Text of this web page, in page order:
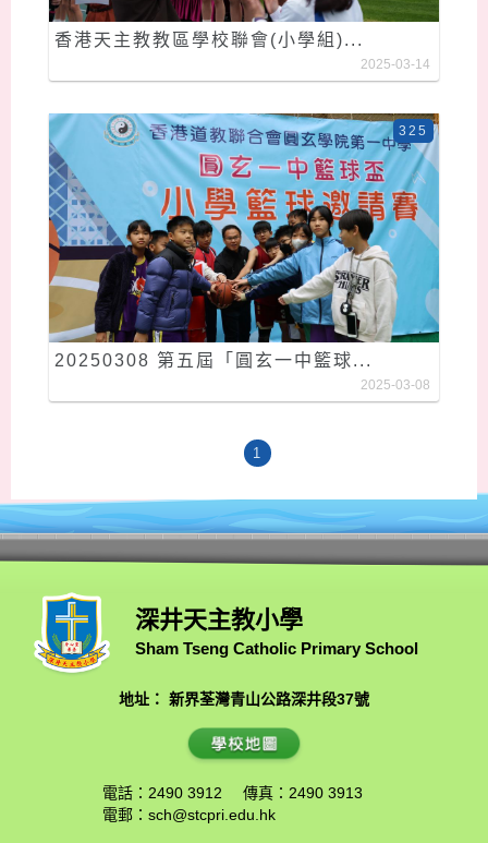
香港天主教教區學校聯會(小學組)...
2025-03-14
20250308 第五屆「圓玄一中籃球...
325
2025-03-08
1
深井天主教小學
Sham Tseng Catholic Primary School
地址： 新界荃灣青山公路深井段37號
電話：2490 3912
傳真：2490 3913
電郵： sch@stcpri.edu.hk